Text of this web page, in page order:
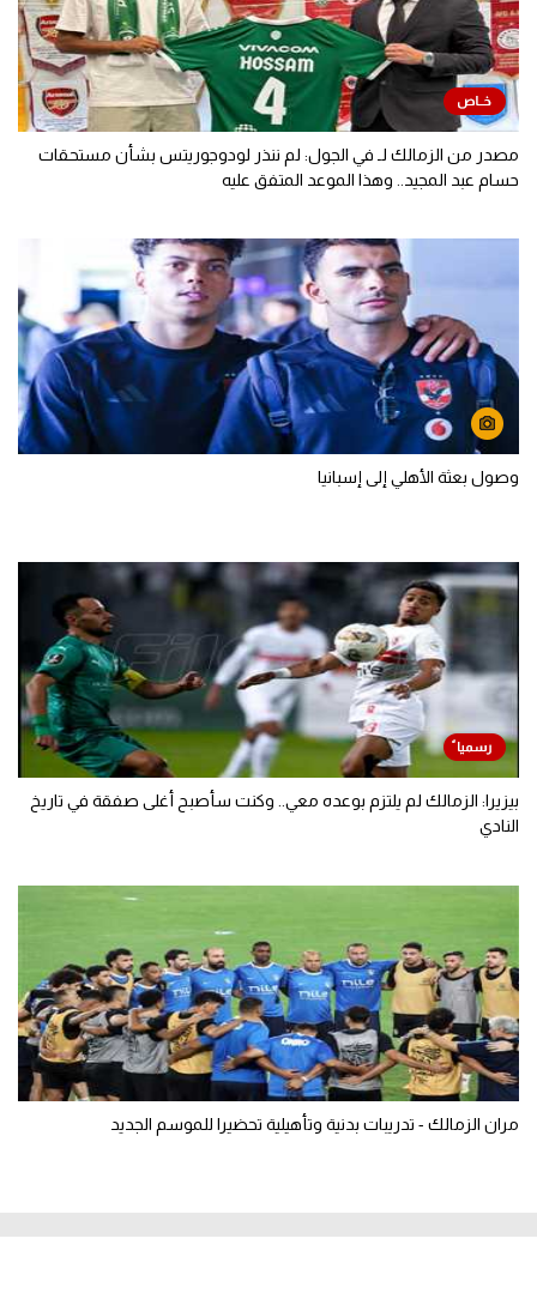
مصدر من الزمالك لـ في الجول: لم ننذر لودوجوريتس بشأن مستحقات
حسام عبد المجيد.. وهذا الموعد المتفق عليه
وصول بعثة الأهلي إلى إسبانيا
بيزيرا: الزمالك لم يلتزم بوعده معي.. وكنت سأصبح أغلى صفقة في تاريخ
النادي
مران الزمالك - تدريبات بدنية وتأهيلية تحضيرا للموسم الجديد